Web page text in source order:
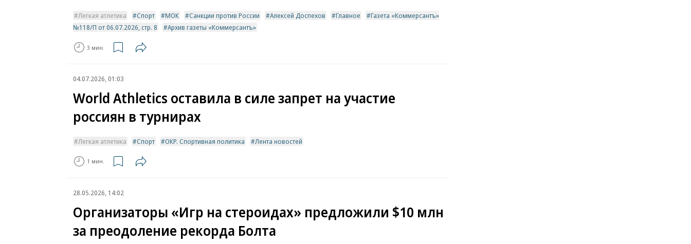
Легкая атлетика Спорт МОК Санкции против России Алексей Доспехов Главное
Газета «Коммерсантъ»
№118/П от 06.07.2026, стр. 8
Архив газеты «Коммерсантъ»
3 мин.
04.07.2026, 01:03
World Athletics оставила в силе запрет на участие
россиян в турнирах
Легкая атлетика Спорт ОКР. Спортивная политика Лента новостей
1 мин.
28.05.2026, 14:02
Организаторы «Игр на стероидах» предложили $10 млн
за преодоление рекорда Болта